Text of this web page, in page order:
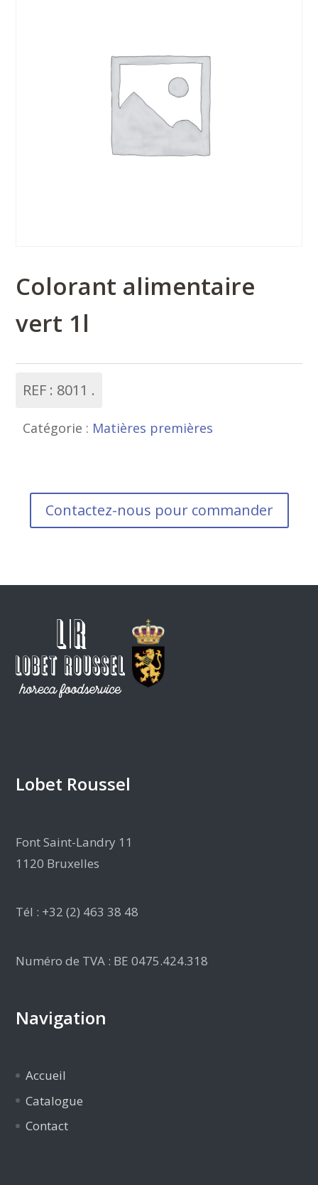
Colorant alimentaire
vert 1l
REF : 8011
Catégorie : Matières premières
Contactez-nous pour commander
Lobet Roussel
Font Saint-Landry 11
1120 Bruxelles
Tél : +32 (2) 463 38 48
Numéro de TVA : BE 0475.424.318
Navigation
Accueil
Catalogue
Contact